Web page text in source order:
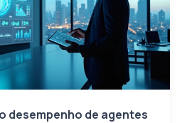
desempenho de agentes